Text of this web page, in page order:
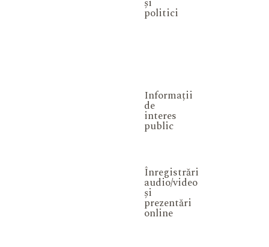
politici
Informații
de
interes
public
Înregistrări
audio/video
și
prezentări
online